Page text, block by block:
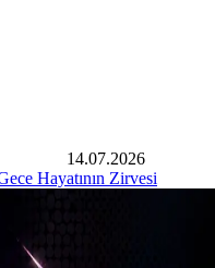
14.07.2026
Hayatının Zirvesi